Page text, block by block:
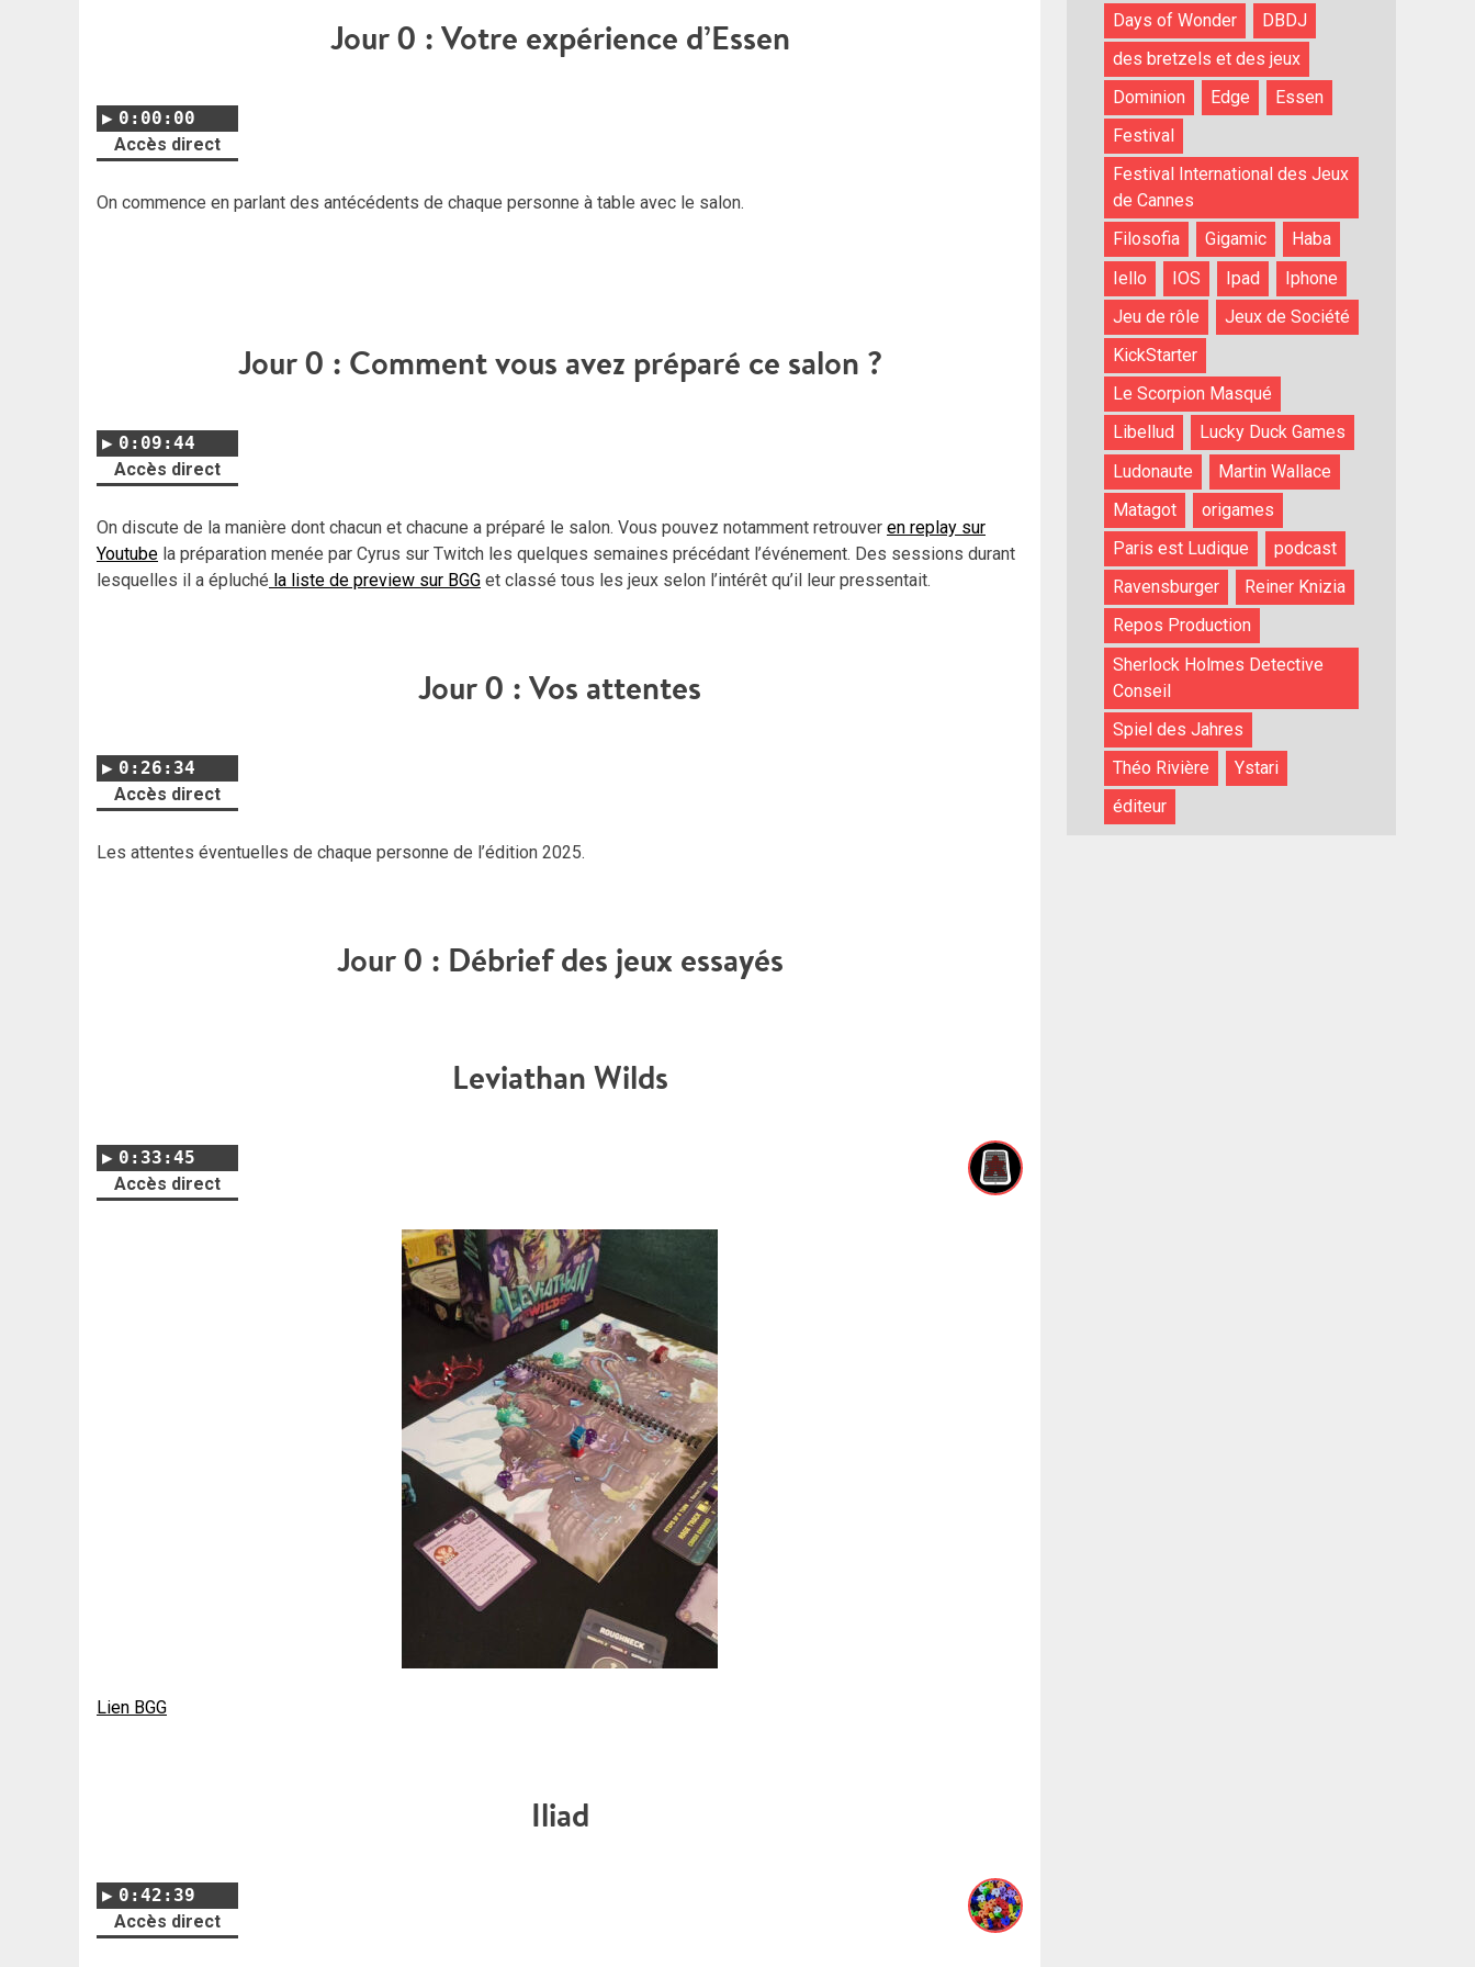
Jour 0 : Votre expérience d’Essen
0:00:00
Accès direct
On commence en parlant des antécédents de chaque personne à table avec le salon.
Jour 0 : Comment vous avez préparé ce salon ?
0:09:44
Accès direct
On discute de la manière dont chacun et chacune a préparé le salon. Vous pouvez notamment retrouver en replay sur
Youtube la préparation menée par Cyrus sur Twitch les quelques semaines précédant l’événement. Des sessions durant
lesquelles il a épluché la liste de preview sur BGG et classé tous les jeux selon l’intérêt qu’il leur pressentait.
Jour 0 : Vos attentes
0:26:34
Accès direct
Les attentes éventuelles de chaque personne de l’édition 2025.
Jour 0 : Débrief des jeux essayés
Leviathan Wilds
0:33:45
Accès direct
Lien BGG
Iliad
0:42:39
Accès direct
Days of Wonder
DBDJ
des bretzels et des jeux
Dominion
Edge
Essen
Festival
Festival International des Jeux
de Cannes
Filosofia
Gigamic
Haba
Iello
IOS Ipad
Iphone
Jeu de rôle
Jeux de Société
KickStarter
Le Scorpion Masqué
Libellud
Lucky Duck Games
Ludonaute
Martin Wallace
Matagot
origames
Paris est Ludique
podcast
Ravensburger
Reiner Knizia
Repos Production
Sherlock Holmes Detective
Conseil
Spiel des Jahres
Théo Rivière
Ystari
éditeur